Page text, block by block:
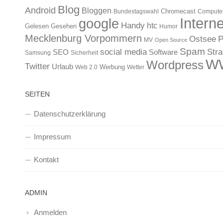
Android Blog Bloggen Bundestagswahl Chromecast
Gelesen Gesehen google Handy htc Humor
Mecklenburg Vorpommern MV Open Source Ostsee
Samsung SEO Sicherheit social media Software Spam
Twitter Urlaub Web 2.0 Werbung Wetter Wordpress
SEITEN
Datenschutzerklärung
Impressum
Kontakt
ADMIN
Anmelden